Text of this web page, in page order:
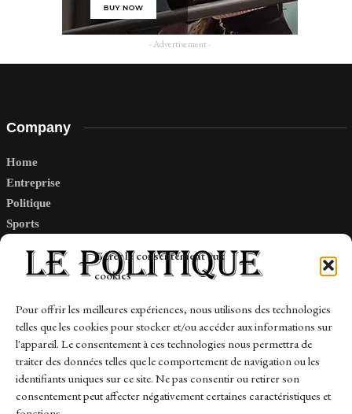
Gérer le consentement aux
cookies
Pour offrir les meilleures expériences, nous utilisons des technologies
telles que les cookies pour stocker et/ou accéder aux informations sur
l'appareil. Le consentement à ces technologies nous permettra de
traiter des données telles que le comportement de navigation ou les
identifiants uniques sur ce site. Ne pas consentir ou retirer son
consentement peut affecter négativement certaines caractéristiques et
- Advertisement -
Company
Home
Entreprise
Politique
Sports
Links
Contact
Sitemap